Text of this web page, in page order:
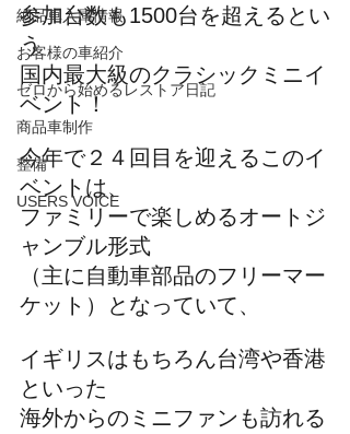
納品車入庫情報
お客様の車紹介
ゼロから始めるレストア日記
商品車制作
整備
USERS VOICE
参加台数も1500台を超えるとい
う
国内最大級のクラシックミニイ
ベント！
今年で２４回目を迎えるこのイ
ベントは、
ファミリーで楽しめるオートジ
ャンブル形式
（主に自動車部品のフリーマー
ケット）となっていて、
イギリスはもちろん台湾や香港
といった
海外からのミニファンも訪れる